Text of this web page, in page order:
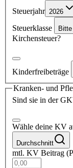
Steuerjahr 2026
Steuerklasse
Kirchensteuer?
Kinderfreibeträge
Kranken- und
Sind sie in der
Wähle deine KV
Durchschnitt
mtl. KV Beitrag